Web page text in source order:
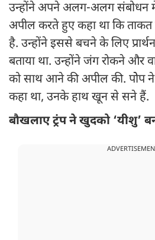
उन्होंने अपने अलग-अलग संबोधन
अपील करते हुए कहा था कि
है. उन्होंने इससे बचने के लिए
बताया था. उन्होंने जंग रोकने और
को साथ आने की अपील की. पोेप ने
कहा था, उनके हाथ खून से सने हैं.
बौखलाए ट्रंप ने खुदको ‘यीशु’